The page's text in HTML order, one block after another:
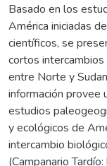
Basado en los
América iniciadas
científicos, se
cortos
entre Norte y
información provee
estudios
y ecológicos de
intercambio
(Campanario